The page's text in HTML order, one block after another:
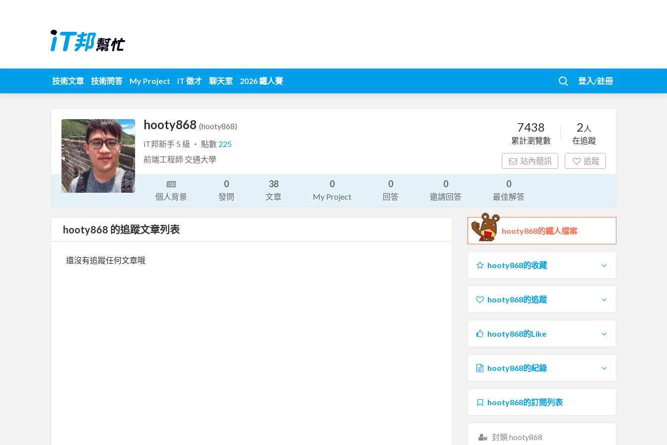
技術文章 技術問答 My Project iT 徵才 聊天室 2026 鐵人賽 登入/註冊
hooty868 (hooty868)
iT邦新手 5 級 ‧ 點數 225
前端工程師 交通大學
7438
累計瀏覽數
2 人
在追蹤
站內簡訊 追蹤
個人背景
0
發問
38
文章
0
My Project
0
回答
0
邀請回答
0
最佳解答
hooty868 的追蹤文章列表
還沒有追蹤任何文章哦
hooty868的鐵人檔案
hooty868的收藏
hooty868的追蹤
hooty868的Like
hooty868的紀錄
hooty868的訂閱列表
封鎖 hooty868